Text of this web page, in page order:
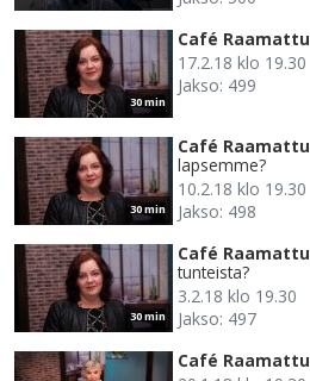
30 min
Café Raamattu
17.2.18 klo 19.30
Jakso: 499
30 min
Café Raamattu
lapsemme?
10.2.18 klo 19.30
Jakso: 498
30 min
Café Raamattu
tunteista?
3.2.18 klo 19.30
Jakso: 497
Café Raamattu